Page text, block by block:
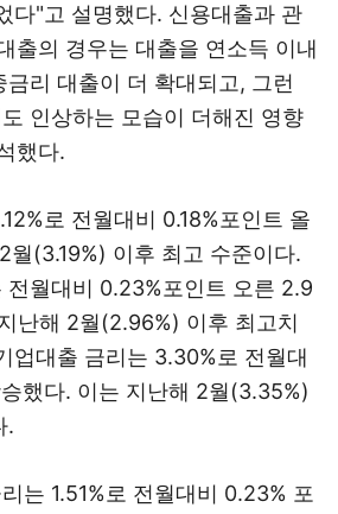
다"고 설명했다. 신용대출과 관
출의 경우는 대출을 연소득 이내
금리 대출이 더 확대되고, 그런
인상하는 모습이 더해진 영향
했다.
로 전월대비 0.18%포인트 올
월(3.19%) 이후 최고 수준이다.
전월대비 0.23%포인트 오른 2.9
난해 2월(2.96%) 이후 최고치
업대출 금리는 3.30%로 전월대
했다. 이는 지난해 2월(3.35%)
.
는 1.51%로 전월대비 0.23% 포